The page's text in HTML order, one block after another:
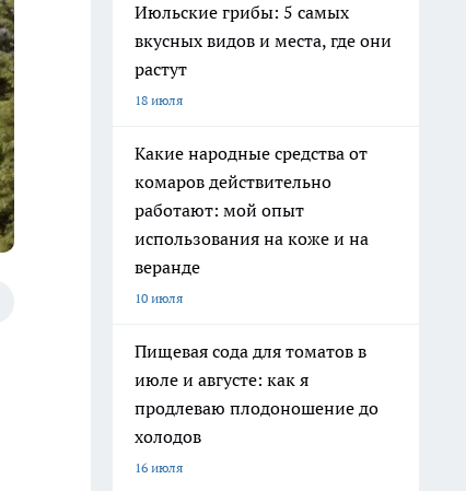
Июльские грибы: 5 самых
вкусных видов и места, где они
растут
18 июля
Какие народные средства от
комаров действительно
работают: мой опыт
использования на коже и на
веранде
10 июля
Пищевая сода для томатов в
июле и августе: как я
продлеваю плодоношение до
холодов
16 июля